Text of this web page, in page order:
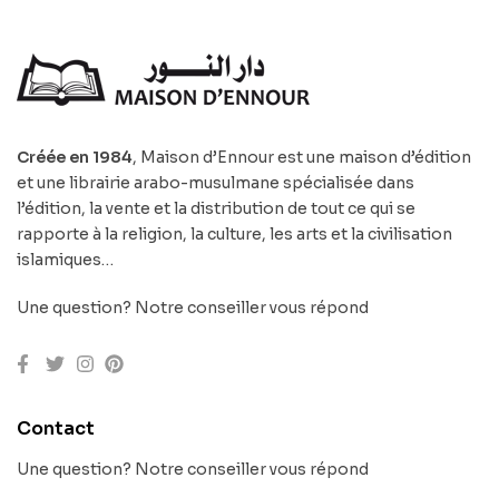
Créée en 1984, Maison d’Ennour est une maison d’édition
et une librairie arabo-musulmane spécialisée dans
l’édition, la vente et la distribution de tout ce qui se
rapporte à la religion, la culture, les arts et la civilisation
islamiques…
Une question? Notre conseiller vous répond
Contact
Une question? Notre conseiller vous répond